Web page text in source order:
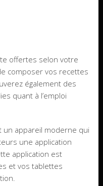
offertes selon votre
composer vos recettes
également des
quant à l’emploi
un appareil moderne qui
une application
application est
et vos tablettes